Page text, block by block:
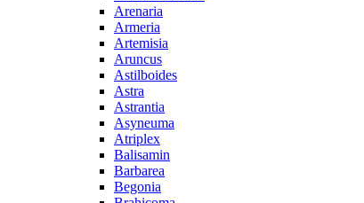
Arenaria
Armeria
Artemisia
Aruncus
Astilboides
Astra
Astrantia
Asyneuma
Atriplex
Balisamin
Barbarea
Begonia